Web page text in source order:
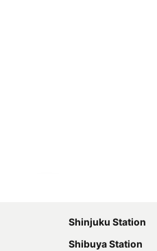
Shinjuku Station
Shibuya Station